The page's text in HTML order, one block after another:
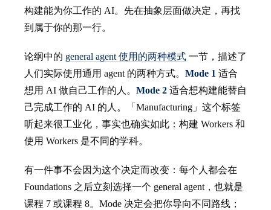
构建能为你工作的 AI。先在抽象层面做决定，再找
到属于你的那一行。
论纲中的 general agent 使用的两种模式 一节，描述了
人们实际使用通用 agent 的两种方式。 Mode 1 适合
想用 AI 做自己工作的人。 Mode 2 适合想构建能替自
己完成工作的 AI 的人。「Manufacturing」这个标签
听起来很工业化，事实也确实如此：构建 Workers 和
使用 Workers 是不同的学科。
有一件事不会因为这个决定而改变：每个人都会在
Foundations 之后立刻选择一个 general agent，也就是
课程 7 或课程 8。Mode 决定会把你导向不同路线；